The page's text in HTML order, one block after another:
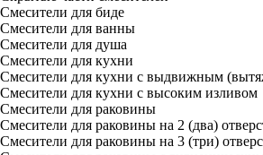
Смесители для биде
Смесители для ванны
Смесители для душа
Смесители для кухни
Смесители для кухни с выдвижным
Смесители для кухни с высоким изливом
Смесители для раковины
Смесители для раковины на 2 (два)
Смесители для раковины на 3 (три)